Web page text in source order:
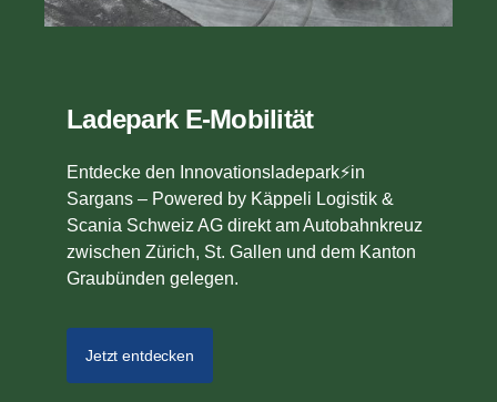
Ladepark E-Mobilität
Entdecke den Innovationsladepark⚡in
Sargans – Powered by Käppeli Logistik &
Scania Schweiz AG direkt am Autobahnkreuz
zwischen Zürich, St. Gallen und dem Kanton
Graubünden gelegen.
Jetzt entdecken